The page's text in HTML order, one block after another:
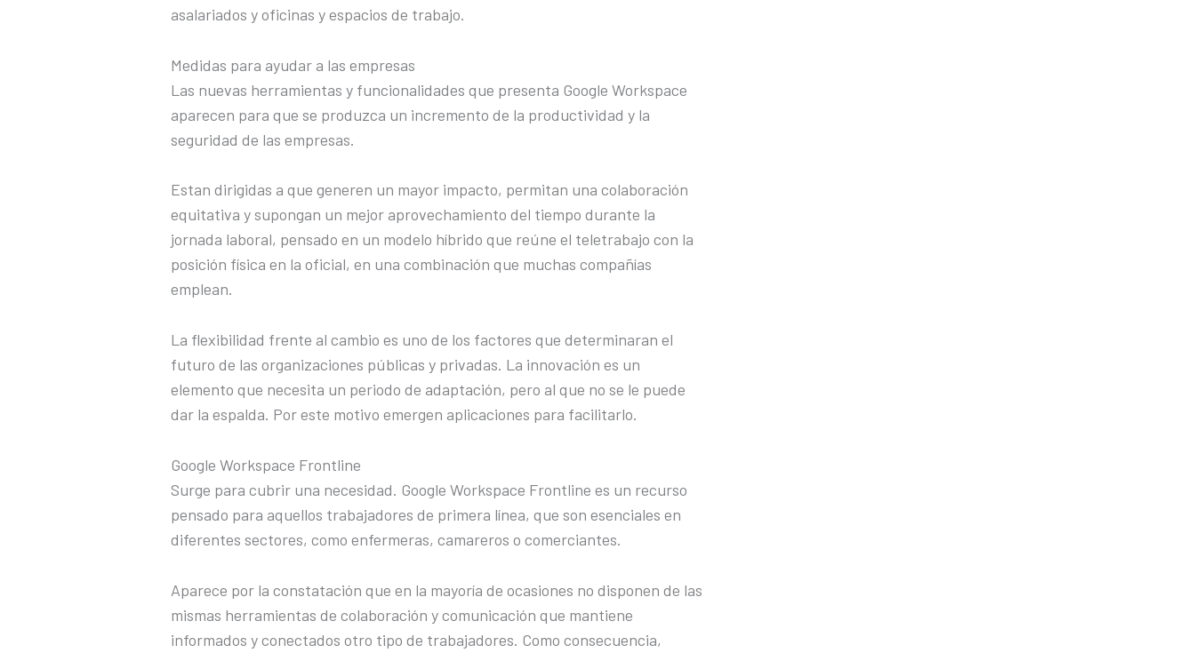
asalariados y oficinas y espacios de trabajo.
Medidas para ayudar a las empresas
Las nuevas herramientas y funcionalidades que presenta Google Workspace
aparecen para que se produzca un incremento de la productividad y la
seguridad de las empresas.
Estan dirigidas a que generen un mayor impacto, permitan una colaboración
equitativa y supongan un mejor aprovechamiento del tiempo durante la
jornada laboral, pensado en un modelo híbrido que reúne el teletrabajo con la
posición física en la oficial, en una combinación que muchas compañías
emplean.
La flexibilidad frente al cambio es uno de los factores que determinaran el
futuro de las organizaciones públicas y privadas. La innovación es un
elemento que necesita un periodo de adaptación, pero al que no se le puede
dar la espalda. Por este motivo emergen aplicaciones para facilitarlo.
Google Workspace Frontline
Surge para cubrir una necesidad. Google Workspace Frontline es un recurso
pensado para aquellos trabajadores de primera línea, que son esenciales en
diferentes sectores, como enfermeras, camareros o comerciantes.
Aparece por la constatación que en la mayoría de ocasiones no disponen de las
mismas herramientas de colaboración y comunicación que mantiene
informados y conectados otro tipo de trabajadores. Como consecuencia,